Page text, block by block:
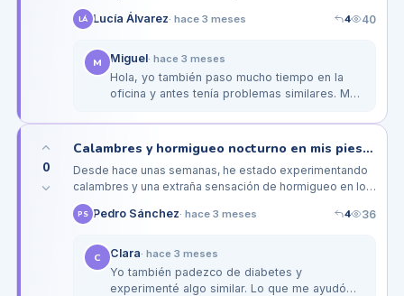
adormecidos y con hormigueo. Paso muchas horas
sentado, pero en mis pausas me…
LÁ Lucía Álvarez· hace 3 meses 4 40
M Miguel· hace 3 meses
Hola, yo también paso mucho tiempo en la
oficina y antes tenía problemas similares. Me
estiramientos cada hora.…
0
Calambres y hormigueo nocturno en mis pies, ¿será algo serio por la diabetes?
Desde hace unas semanas, he estado experimentando
calambres y una extraña sensación de hormigueo en los
pies, especialmente por la noche. Esto ha comenzado a
interferir con mi…
PS Pedro Sánchez· hace 3 meses 4 36
C Clara· hace 3 meses
Yo también padezco de diabetes y
experimenté algo similar. Lo que me ayudó